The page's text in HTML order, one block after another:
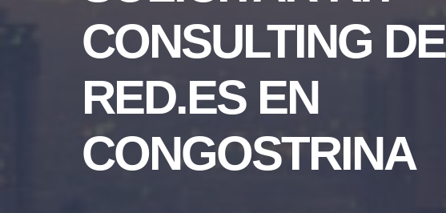
CONSULTING DE
RED.ES EN
CONGOSTRINA